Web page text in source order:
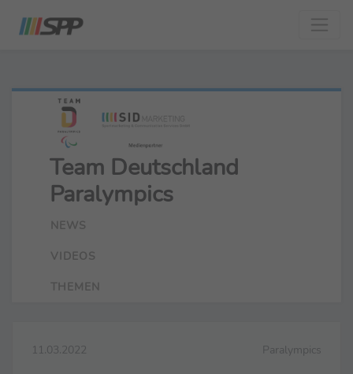
Team Deutschland
Paralympics
NEWS
VIDEOS
THEMEN
11.03.2022 Paralympics